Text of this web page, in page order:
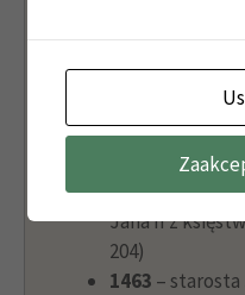
1450–1460–
Knobelsdorf
Knobelsdorf
1458– sędzia
(RSL, nr 212a)
1461– Jerzy z
Jana II z
204)
1463 – starosta